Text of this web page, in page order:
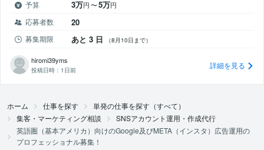
予算 3万円〜5万円
応募者数 20
募集期限 あと 3 日 （8月10日まで）
hiromi39yms
投稿日時： 1日前 詳細を見る
ホーム 仕事を探す
単発の仕事を探す（すべて）
集客・マーケティング相談
SNSアカウント運用・作成代行
英語圏（基本アメリカ）向けのGoogle及びMETA（インスタ）広告運用の
プロフェッショナル募集！